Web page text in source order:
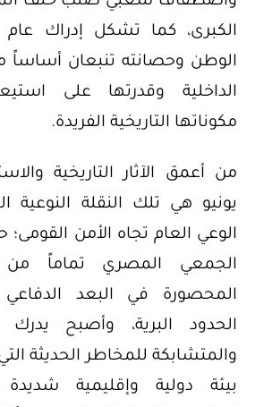
الكبرى، كما تشكل إدراك
الوطن وحصانته تنبعان أساساً
الداخلية وقدرتها على
مكوناتها التاريخية الفريدة.
يونيو هي تلك النقلة النوعية
الوعي العام تجاه الأمن
الجمعي المصري تماماً من
المحصورة في البعد الدفاعي
الحدود البرية، وأصبح يدرك
والمتشابكة للمخاطر الحديثة
بيئة دولية وإقليمية شديدة